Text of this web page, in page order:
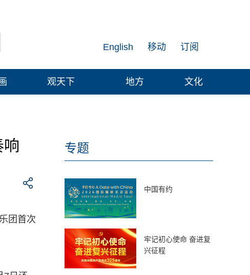
订阅
移动
English
观天下 地方 文化
团首次
专题
中国有约
牢记初心使命 奋进复
兴征程